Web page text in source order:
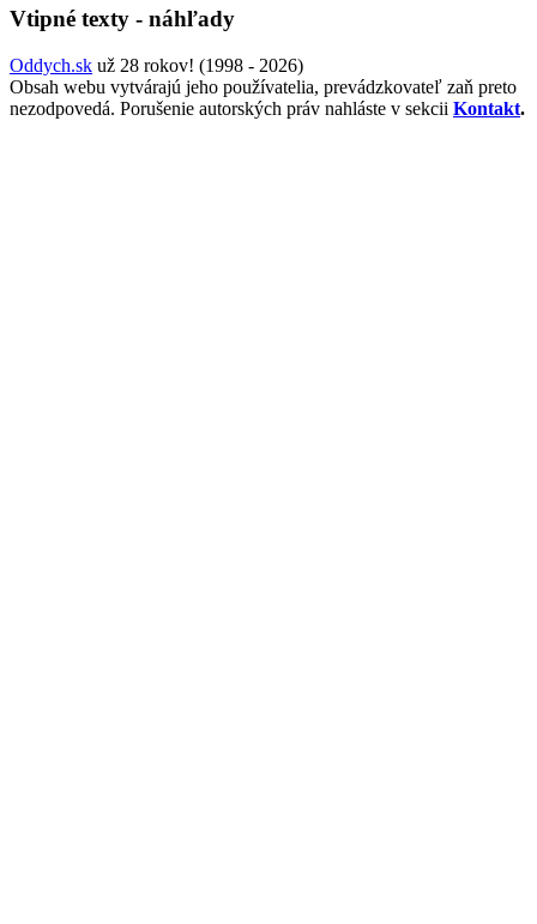
Vtipné texty - náhľady
Oddych.sk už 28 rokov! (1998 - 2026)
Obsah webu vytvárajú jeho používatelia, prevádzkovateľ zaň preto
nezodpovedá. Porušenie autorských práv nahláste v sekcii Kontakt.